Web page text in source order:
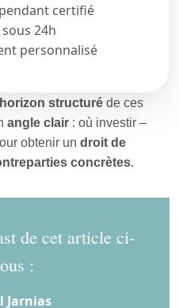
certifié
24h
personnalisé
structuré de ces
angle clair : où investir –
obtenir un droit de
concrètes.
de cet article ci-
:
Jarnias